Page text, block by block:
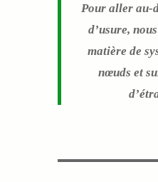
Pour aller au-
d’usure,
matière de
nœuds et